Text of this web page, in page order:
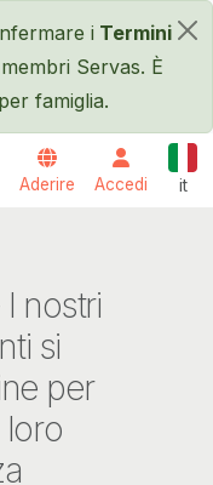
contenuto principale
×
i Termini
Servas. È
famiglia.
Aderire Accedi it
nostri
si
per
loro